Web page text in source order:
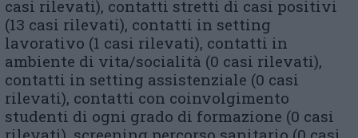
casi rilevati), contatti stretti di casi positivi
(13 casi rilevati), contatti in setting
lavorativo (1 casi rilevati), contatti in
ambiente di vita/socialità (0 casi rilevati),
contatti in setting assistenziale (0 casi
rilevati), contatti con coinvolgimento
studenti di ogni grado di formazione (0 casi